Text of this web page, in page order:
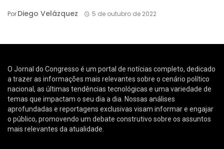
PorDiego Velázquez 5 de outubro de 2022
O Jornal do Congresso é um portal de notícias completo, dedicado
a trazer as informações mais relevantes sobre o cenário político
nacional, as últimas tendências tecnológicas e uma variedade de
temas que impactam o seu dia a dia. Nossas análises
aprofundadas e reportagens exclusivas visam informar e engajar
o público, promovendo um debate construtivo sobre os assuntos
mais relevantes da atualidade.